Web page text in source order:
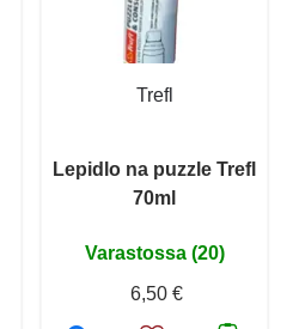
Trefl
Lepidlo na puzzle Trefl
70ml
Varastossa (20)
6,50 €